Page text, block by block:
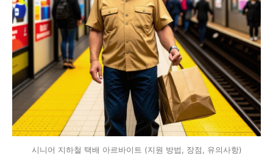
시니어 지하철 택배 아르바이트 (지원 방법, 장점, 유의사항)